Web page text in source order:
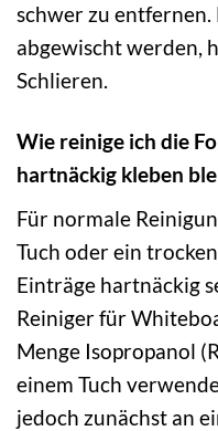
schwer zu
abgewischt werden,
Schlieren.
Wie reinige ich die
hartnäckig kleben
Für normale
Tuch oder ein
Einträge hartnäckig
Reiniger für
Menge Isopropanol
einem Tuch
jedoch zunächst an